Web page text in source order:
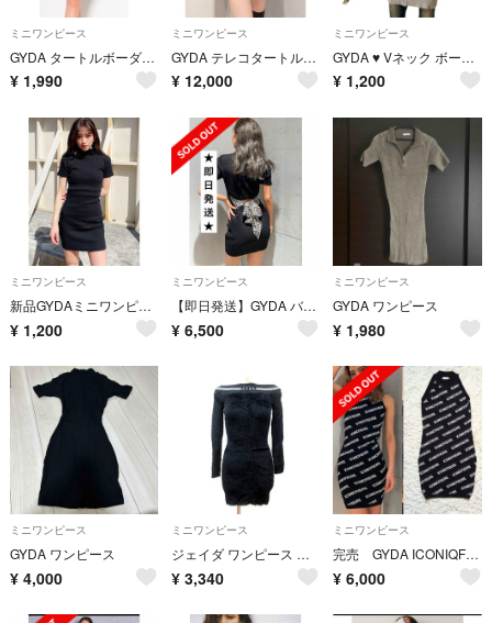
ミニワンピース
GYDA タートルボーダーニットワンピース
¥ 1,990
ミニワンピース
GYDA テレコタートルタイトワンピース 3色まとめ買いお得
¥ 12,000
ミニワンピース
GYDA ♥ Vネック ボーダー シャギーニット ワンピース 長袖
¥ 1,200
ミニワンピース
新品GYDAミニワンピース
¥ 1,200
ミニワンピース
【即日発送】GYDA バックリボンテレコミニワンピース
¥ 6,500
ミニワンピース
GYDA ワンピース
¥ 1,980
ミニワンピース
GYDA ワンピース
¥ 4,000
ミニワンピース
ジェイダ ワンピース ミニ ライン 長袖 オフショルダー フェイクファー F 黒
¥ 3,340
ミニワンピース
完売 GYDA ICONIQFIGURE アメスリニット ワンピース ジェイダ
¥ 6,000